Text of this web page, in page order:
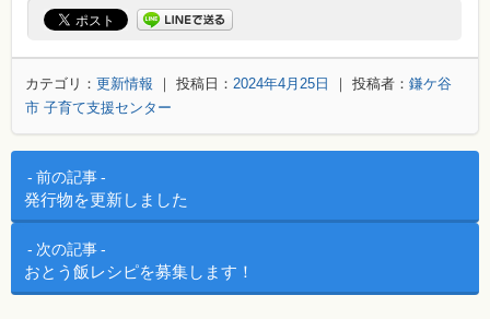
カテゴリ： 更新情報 ｜ 投稿日： 2024年4月25日 ｜ 投稿者： 鎌ケ谷
市 子育て支援センター
投稿ナビゲーション
前の記事
発行物を更新しました
次の記事
おとう飯レシピを募集します！